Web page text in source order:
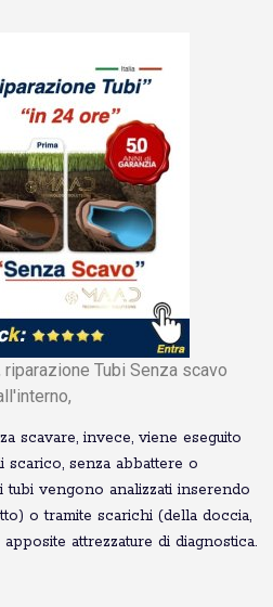
riparazione Tubi Senza scavo
scavare, invece, viene eseguito
scarico, senza abbattere o
vengono analizzati inserendo
o tramite scarichi (della doccia,
attrezzature di diagnostica.